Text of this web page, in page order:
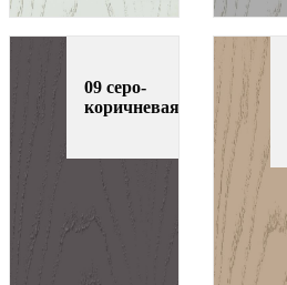
09 серо-
коричневая